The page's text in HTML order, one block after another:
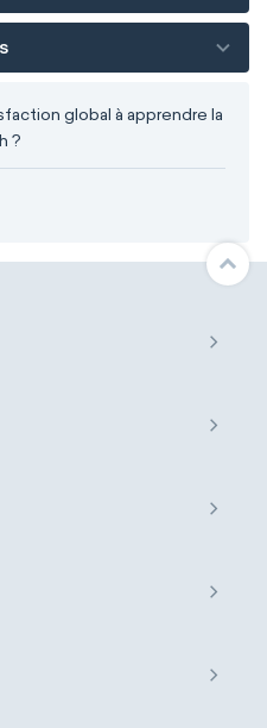
global à apprendre la
?